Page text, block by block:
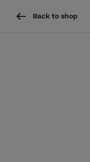
Back to shop